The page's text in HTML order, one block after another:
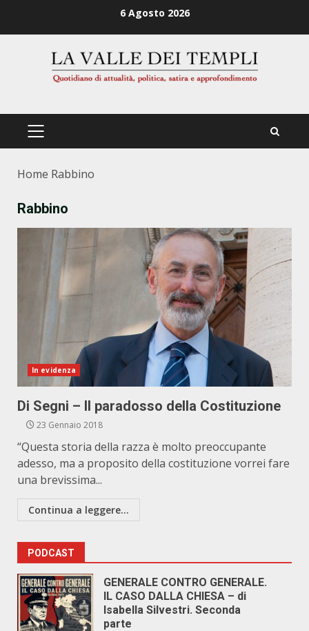
6 Agosto 2026
PRIMÄRES
Home Rabbino
Rabbino
In evidenza
Di Segni – Il paradosso della Costituzione
23 Gennaio 2018
“Questa storia della razza è molto preoccupante
adesso, ma a proposito della costituzione vorrei fare
una brevissima...
Continua a leggere...
PODCAST
GENERALE CONTRO GENERALE.
IL CASO DALLA CHIESA – di
Isabella Silvestri. Seconda
parte